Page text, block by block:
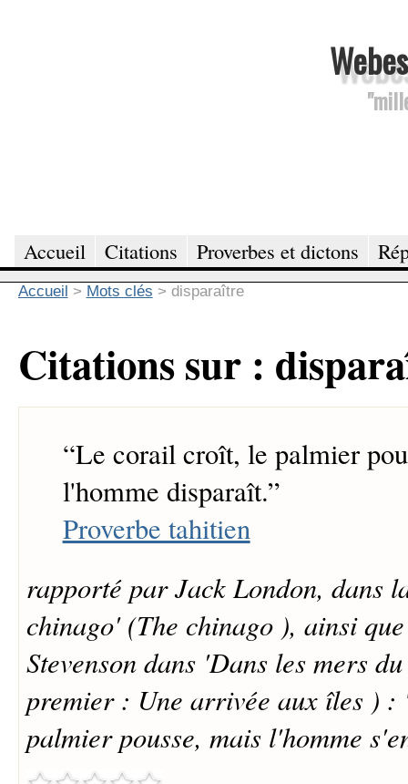
Accueil Citations Proverbes et dictons
Accueil > Mots clés > disparaître
Citations sur :
“Le corail croît, le palmier
l'homme disparaît.”
Proverbe tahitien
rapporté par Jack London, dans
chinago' (The chinago ), ainsi
Stevenson dans 'Dans les mers
premier : Une arrivée aux îles )
palmier pousse, mais l'homme